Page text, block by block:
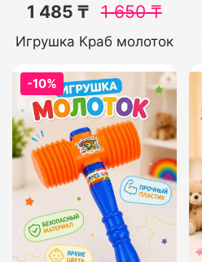
1 485 ₸ 1 650₸
Игрушка Краб молоток
-10%